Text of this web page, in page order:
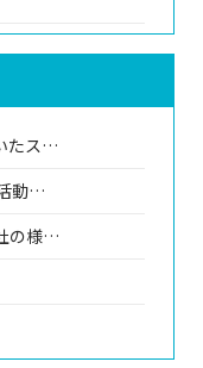
たス…
動…
の様…